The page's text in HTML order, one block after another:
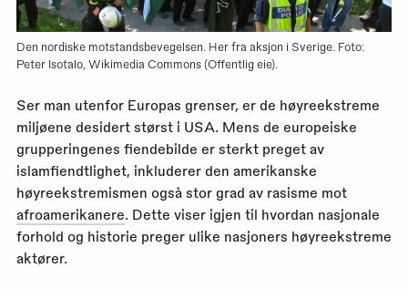
Den nordiske motstandsbevegelsen. Her fra aksjon i Sverige. Foto:
Peter Isotalo, Wikimedia Commons (Offentlig eie).
Ser man utenfor Europas grenser, er de høyreekstreme
miljøene desidert størst i USA. Mens de europeiske
grupperingenes fiendebilde er sterkt preget av
islamfiendtlighet, inkluderer den amerikanske
høyreekstremismen også stor grad av rasisme mot
afroamerikanere. Dette viser igjen til hvordan nasjonale
forhold og historie preger ulike nasjoners høyreekstreme
aktører.